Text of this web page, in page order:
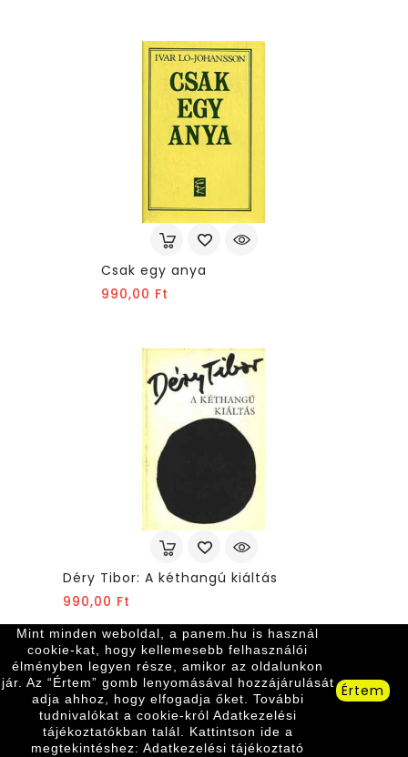
Csak egy anya
990,00 Ft
Déry Tibor: A kéthangú kiáltás
990,00 Ft
Mint minden weboldal, a panem.hu is használ
cookie-kat, hogy kellemesebb felhasználói
élményben legyen része, amikor az oldalunkon
jár. Az “Értem” gomb lenyomásával hozzájárulását
adja ahhoz, hogy elfogadja őket. További
tudnivalókat a cookie-król Adatkezelési
tájékoztatókban talál. Kattintson ide a
megtekintéshez: Adatkezelési tájékoztató
Értem